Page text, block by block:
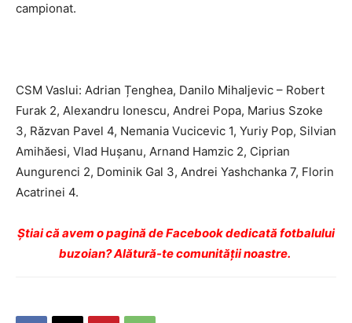
campionat.
CSM Vaslui: Adrian Țenghea, Danilo Mihaljevic – Robert
Furak 2, Alexandru Ionescu, Andrei Popa, Marius Szoke
3, Răzvan Pavel 4, Nemania Vucicevic 1, Yuriy Pop, Silvian
Amihăesi, Vlad Hușanu, Arnand Hamzic 2, Ciprian
Aungurenci 2, Dominik Gal 3, Andrei Yashchanka 7, Florin
Acatrinei 4.
Ştiai că avem o pagină de Facebook dedicată fotbalului
buzoian? Alătură-te comunității noastre.